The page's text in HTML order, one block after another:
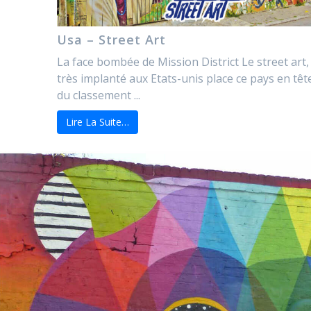
Usa – Street Art
La face bombée de Mission District Le street art,
très implanté aux Etats-unis place ce pays en
du classement ...
Lire La Suite…